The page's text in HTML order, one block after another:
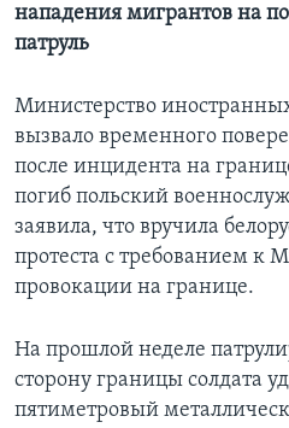
нападения мигрантов на
патруль
Министерство
вызвало временного
после инцидента на
погиб польский
заявила, что вручила
протеста с требованием к
провокации на границе.
На прошлой неделе
сторону границы солдата
пятиметровый